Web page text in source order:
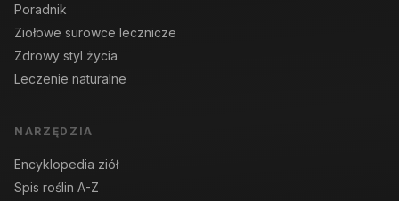
Poradnik
Ziołowe surowce lecznicze
Zdrowy styl życia
Leczenie naturalne
NARZĘDZIA
Encyklopedia ziół
Spis roślin A-Z